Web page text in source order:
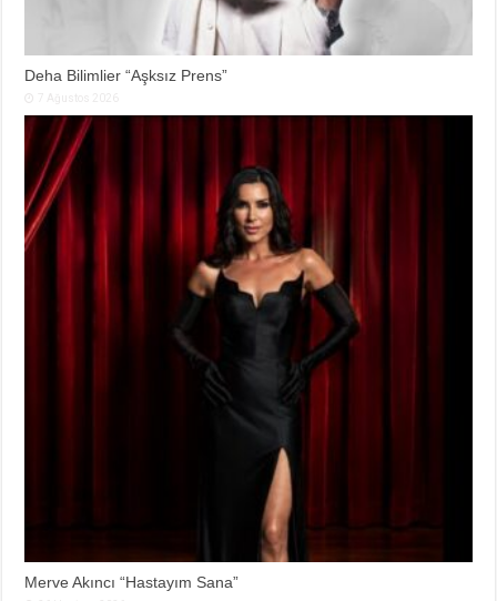
Deha Bilimlier “Aşksız Prens”
Merve Akıncı “Hastayım Sana”